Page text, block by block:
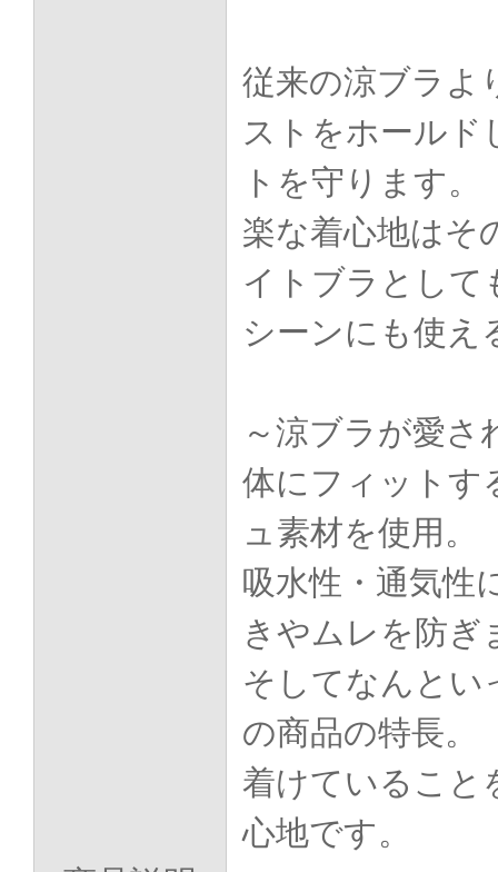
従来の涼ブラよ
ストをホールド
トを守ります。
楽な着心地はそ
イトブラとして
シーンにも使え
～涼ブラが愛さ
体にフィットす
ュ素材を使用。
吸水性・通気性
きやムレを防ぎ
そしてなんとい
の商品の特長。
着けていること
心地です。